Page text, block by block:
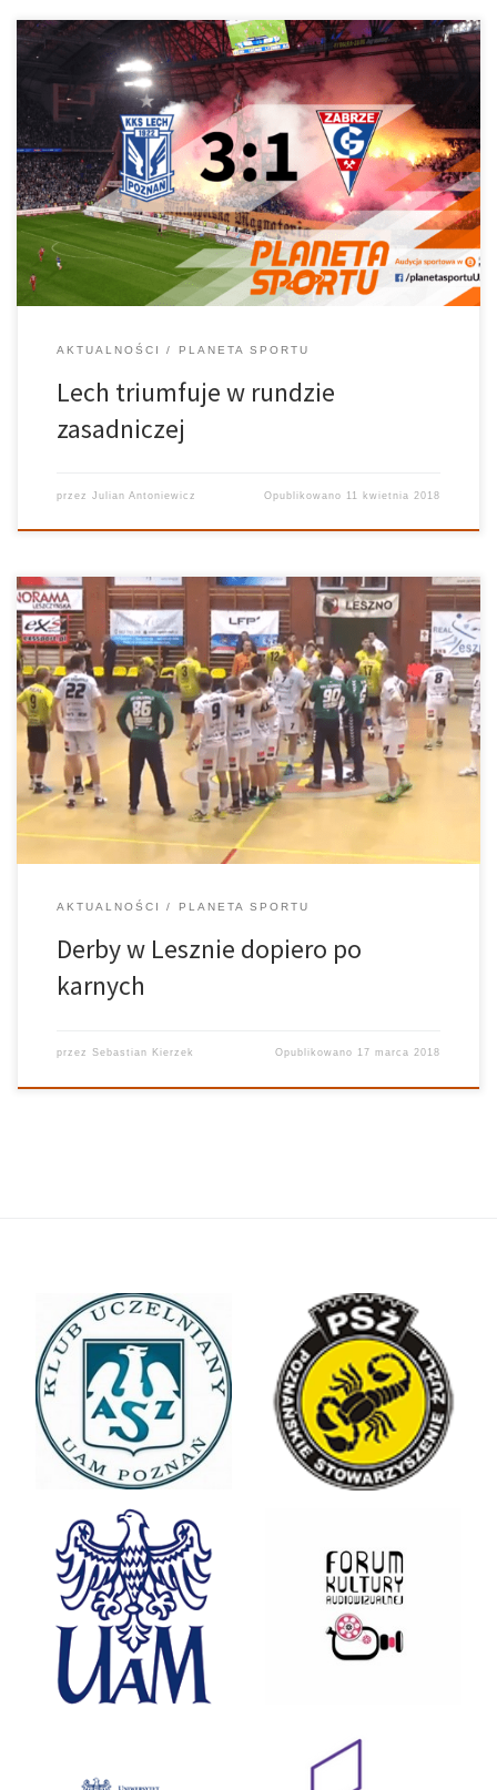
Relacja z meczu Lech Poznań – Górnik Zabrze 10.04.2018, autor:
Julian Antoniewicz Sportowy Poznań wciąż żyje sobotnim
zwycięstwem Lecha Poznań nad Górnikiem Zabrze. Twierdza
Bułgarska pozostała niezdobyta, a Nenad Bjelica, jego
zawodnicy, a także kibice Kolejorza, mogli na zakończenie […]
AKTUALNOŚCI PLANETA SPORTU
Lech triumfuje w rundzie
zasadniczej
przez Julian Antoniewicz Opublikowano 11 kwietnia 2018
MKS Real-Astromal Leszno 21:21(4:1) WKS Grunwald Poznań
Komentują: Sebastian Kierzek, Barbara Wrotniewska Do ostatnich
minut ważyły się losy derbowego spotkania pomiędzy Realem
Astromal Leszno a Grunwaldem Poznań w 1. lidze piłki ręcznej
mężczyzn. W regulaminowym czasie gry padł wynik 21:21. […]
AKTUALNOŚCI PLANETA SPORTU
Derby w Lesznie dopiero po
karnych
przez Sebastian Kierzek Opublikowano 17 marca 2018